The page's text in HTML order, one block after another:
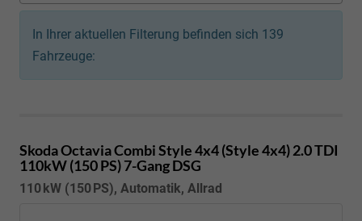
In Ihrer aktuellen Filterung befinden sich 139
Fahrzeuge:
Skoda Octavia CombiStyle 4x4 (Style 4x4) 2.0 TDI
110kW (150 PS) 7-Gang DSG
110 kW (150 PS), Automatik, Allrad